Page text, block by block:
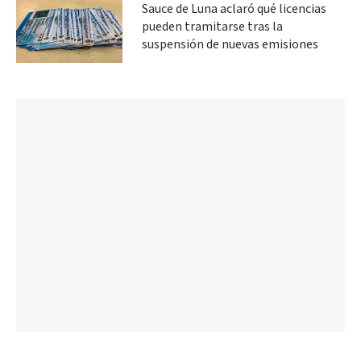
Sauce de Luna aclaró qué licencias
pueden tramitarse tras la
suspensión de nuevas emisiones